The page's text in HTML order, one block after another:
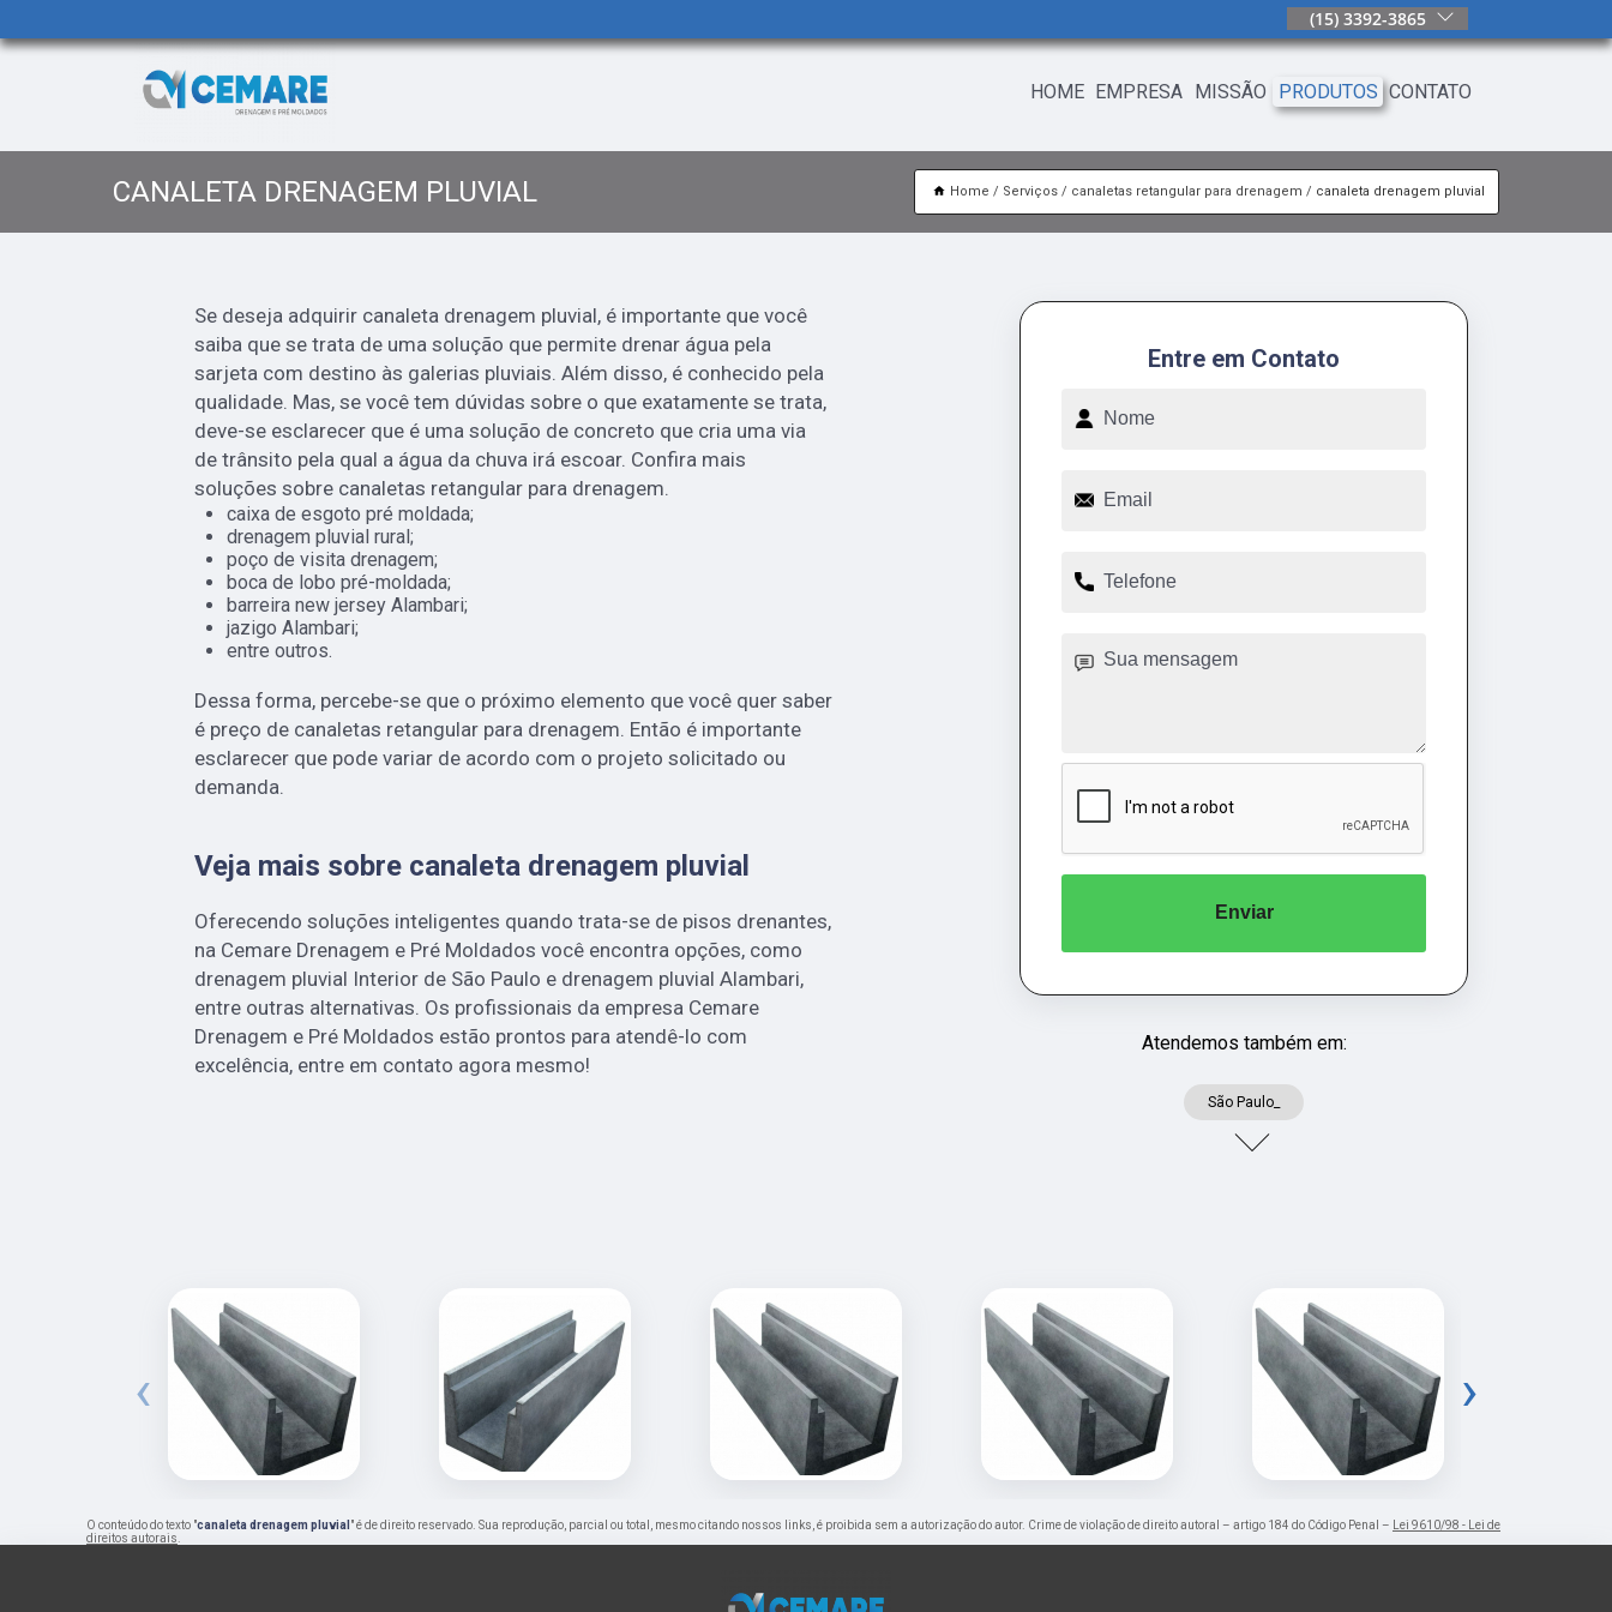
(15) 3392-3865
HOME EMPRESA MISSÃO PRODUTOS CONTATO
CANALETA DRENAGEM PLUVIAL Home Serviços canaletas retangular para drenagem canaleta drenagem pluvial
Se deseja adquirir canaleta drenagem pluvial, é importante que você
saiba que se trata de uma solução que permite drenar água pela
sarjeta com destino às galerias pluviais. Além disso, é conhecido pela
qualidade. Mas, se você tem dúvidas sobre o que exatamente se trata,
deve-se esclarecer que é uma solução de concreto que cria uma via
de trânsito pela qual a água da chuva irá escoar. Confira mais
soluções sobre canaletas retangular para drenagem.
caixa de esgoto pré moldada;
drenagem pluvial rural;
poço de visita drenagem;
boca de lobo pré-moldada;
barreira new jersey Alambari;
jazigo Alambari;
entre outros.
Dessa forma, percebe-se que o próximo elemento que você quer saber
é preço de canaletas retangular para drenagem. Então é importante
esclarecer que pode variar de acordo com o projeto solicitado ou
demanda.
Veja mais sobre canaleta drenagem pluvial
Oferecendo soluções inteligentes quando trata-se de pisos drenantes,
na Cemare Drenagem e Pré Moldados você encontra opções, como
drenagem pluvial Interior de São Paulo e drenagem pluvial Alambari,
entre outras alternativas. Os profissionais da empresa Cemare
Drenagem e Pré Moldados estão prontos para atendê-lo com
excelência, entre em contato agora mesmo!
Entre em Contato
Enviar
Atendemos também em:
São Paulo_
‹ ›
O conteúdo do texto "canaleta drenagem pluvial " é de direito reservado. Sua reprodução, parcial ou total, mesmo citando nossos links, é proibida sem a autorização do autor. Crime de violação de direito autoral – artigo 184 do Código Penal –
Lei 9610/98 - Lei de
direitos autorais